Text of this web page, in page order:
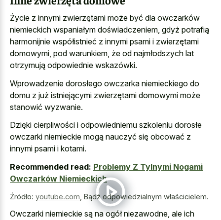
Życie z innymi zwierzętami może być dla owczarków
niemieckich wspaniałym doświadczeniem, gdyż potrafią
harmonijnie współistnieć z innymi psami i zwierzętami
domowymi, pod warunkiem, że od najmłodszych lat
otrzymują odpowiednie wskazówki.
Wprowadzenie dorosłego owczarka niemieckiego do
domu z już istniejącymi zwierzętami domowymi może
stanowić wyzwanie.
Dzięki cierpliwości i odpowiedniemu szkoleniu dorosłe
owczarki niemieckie mogą nauczyć się obcować z
innymi psami i kotami.
Recommended read: Problemy Z Tylnymi Nogami
Owczarków Niemieckich
Źródło: youtube.com Bądź odpowiedzialnym właścicielem.
Owczarki niemieckie są na ogół niezawodne, ale ich